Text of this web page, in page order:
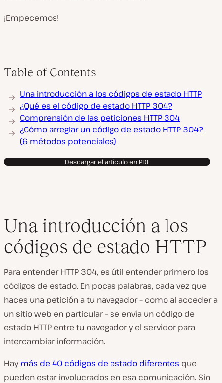
¡Empecemos!
Table of Contents
Una introducción a los códigos de estado HTTP
¿Qué es el código de estado HTTP 304?
Comprensión de las peticiones HTTP 304
¿Cómo arreglar un código de estado HTTP 304?
(6 métodos potenciales)
Descargar el artículo en PDF
Una introducción a los
códigos de estado HTTP
Para entender HTTP 304, es útil entender primero los
códigos de estado. En pocas palabras, cada vez que
haces una petición a tu navegador – como al acceder a
un sitio web en particular – se envía un código de
estado HTTP entre tu navegador y el servidor para
intercambiar información.
Haymás de 40 códigos de estado diferentes que
pueden estar involucrados en esa comunicación. Sin